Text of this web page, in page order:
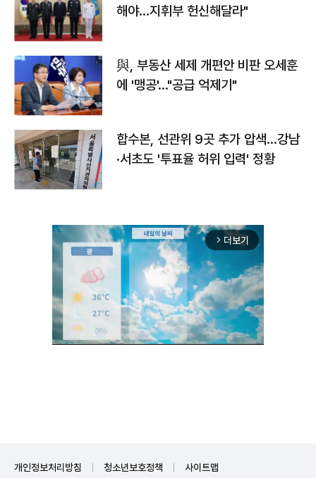
해야…지휘부 헌신해달라"
與, 부동산 세제 개편안 비판 오세훈
에 '맹공'…"공급 억제기"
합수본, 선관위 9곳 추가 압색…강남
·서초도 '투표율 허위 입력' 정황
arrow_forward_ios 더보기
개인정보처리방침 청소년보호정책 사이트맵